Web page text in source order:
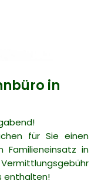
in
für Sie einen
Familieneinsatz in
enthalten!